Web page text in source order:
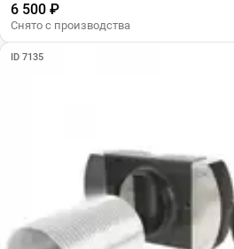
6 500 ₽
Снято с производства
ID 7135